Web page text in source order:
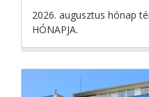
2026. augusztus hónap
HÓNAPJA.